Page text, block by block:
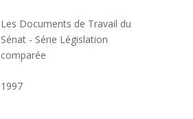
Les Documents de Travail du
Sénat - Série Législation
comparée
1997